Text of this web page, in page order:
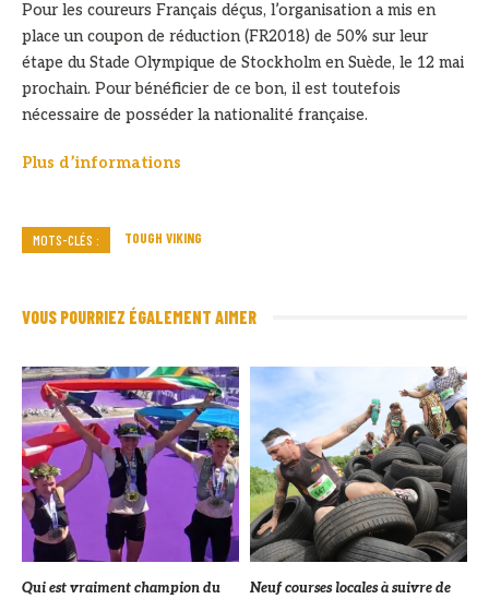
Pour les coureurs Français déçus, l’organisation a mis en
place un coupon de réduction (FR2018) de 50% sur leur
étape du Stade Olympique de Stockholm en Suède, le 12 mai
prochain. Pour bénéficier de ce bon, il est toutefois
nécessaire de posséder la nationalité française.
Plus d’informations
MOTS-CLÉS : TOUGH VIKING
VOUS POURRIEZ ÉGALEMENT AIMER
Qui est vraiment champion du
Neuf courses locales à suivre de